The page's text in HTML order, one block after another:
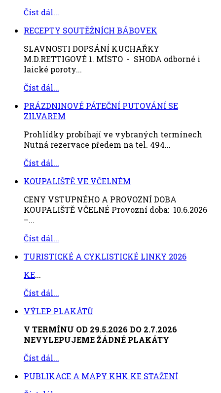
Číst dál...
RECEPTY SOUTĚŽNÍCH BÁBOVEK
SLAVNOSTI DOPSÁNÍ KUCHAŘKY
M.D.RETTIGOVÉ 1. MÍSTO - SHODA odborné i
laické poroty...
Číst dál...
PRÁZDNINOVÉ PÁTEČNÍ PUTOVÁNÍ SE
ZILVAREM
Prohlídky probíhají ve vybraných termínech
Nutná rezervace předem na tel. 494...
Číst dál...
KOUPALIŠTĚ VE VČELNÉM
CENY VSTUPNÉHO A PROVOZNÍ DOBA
KOUPALIŠTĚ VČELNÉ Provozní doba: 10.6.2026
–...
Číst dál...
TURISTICKÉ A CYKLISTICKÉ LINKY 2026
KE...
Číst dál...
VÝLEP PLAKÁTŮ
V TERMÍNU OD 29.5.2026 DO 2.7.2026
NEVYLEPUJEME ŽÁDNÉ PLAKÁTY
Číst dál...
PUBLIKACE A MAPY KHK KE STAŽENÍ